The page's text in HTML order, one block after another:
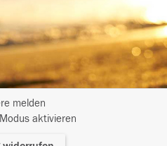
melden
aktivieren